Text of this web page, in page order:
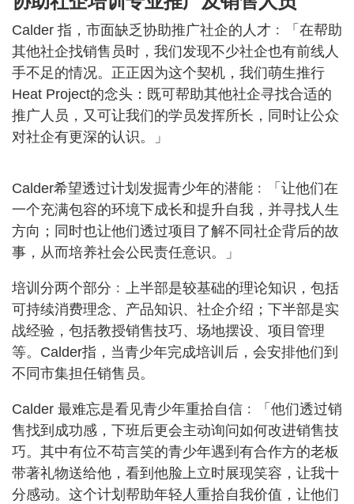
Calder 指，市面缺乏协助推广社企的人才﹕「在帮助
其他社企找销售员时，我们发现不少社企也有前线人
手不足的情况。正正因为这个契机，我们萌生推行
Heat Project的念头：既可帮助其他社企寻找合适的
推广人员，又可让我们的学员发挥所长，同时让公众
对社企有更深的认识。」
Calder希望透过计划发掘青少年的潜能﹕「让他们在
一个充满包容的环境下成长和提升自我，并寻找人生
方向；同时也让他们透过项目了解不同社企背后的故
事，从而培养社会公民责任意识。」
培训分两个部分﹕上半部是较基础的理论知识，包括
可持续消费理念、产品知识、社企介绍；下半部是实
战经验，包括教授销售技巧、场地摆设、项目管理
等。Calder指，当青少年完成培训后，会安排他们到
不同市集担任销售员。
Calder 最难忘是看见青少年重拾自信﹕「他们透过销
售找到成功感，下班后更会主动询问如何改进销售技
巧。其中有位不苟言笑的青少年遇到有合作方的老板
带著礼物送给他，看到他脸上立时展现笑容，让我十
分感动。这个计划帮助年轻人重拾自我价值，让他们